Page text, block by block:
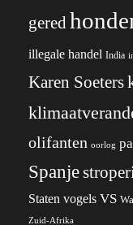
gered
illegale handel India
Karen Soeters
olifanten oorlog
Spanje
Staten vogels VS
Zuid-Afrika